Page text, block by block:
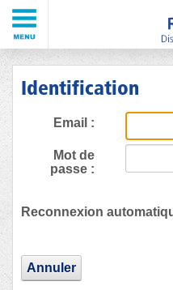
Identification
Email :
Mot de
passe :
Reconnexion
Annuler